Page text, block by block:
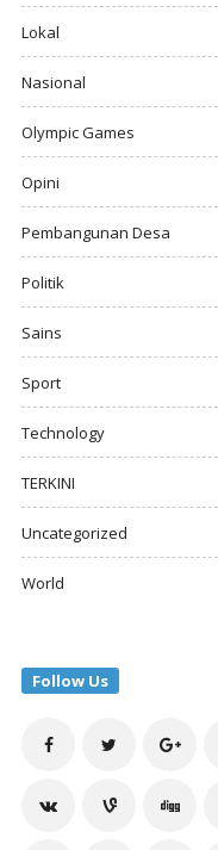
Lokal
Nasional
Olympic Games
Opini
Pembangunan Desa
Politik
Sains
Sport
Technology
TERKINI
Uncategorized
World
Follow Us